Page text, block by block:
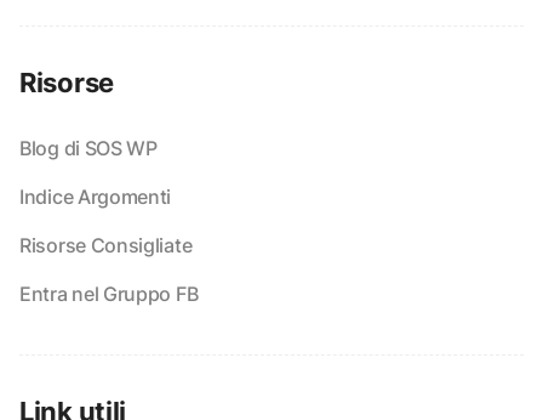
Risorse
Blog di SOS WP
Indice Argomenti
Risorse Consigliate
Entra nel Gruppo FB
Link utili